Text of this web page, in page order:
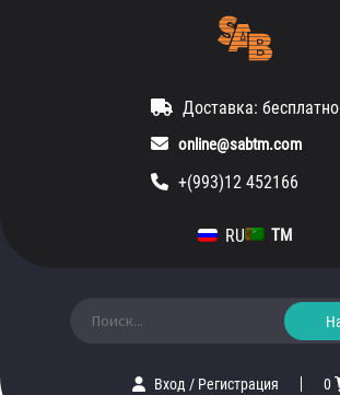
Доставка: бесплатно
online@sabtm.com
+(993)12 452166
RU TM
Вход/ Регистрация 0